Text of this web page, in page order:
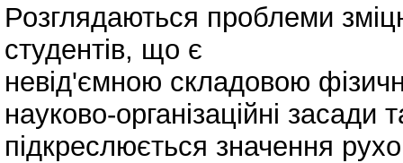
Розглядаються проблеми
студентів, що є
невід'ємною складовою
науково-організаційні засади
підкреслюється значення